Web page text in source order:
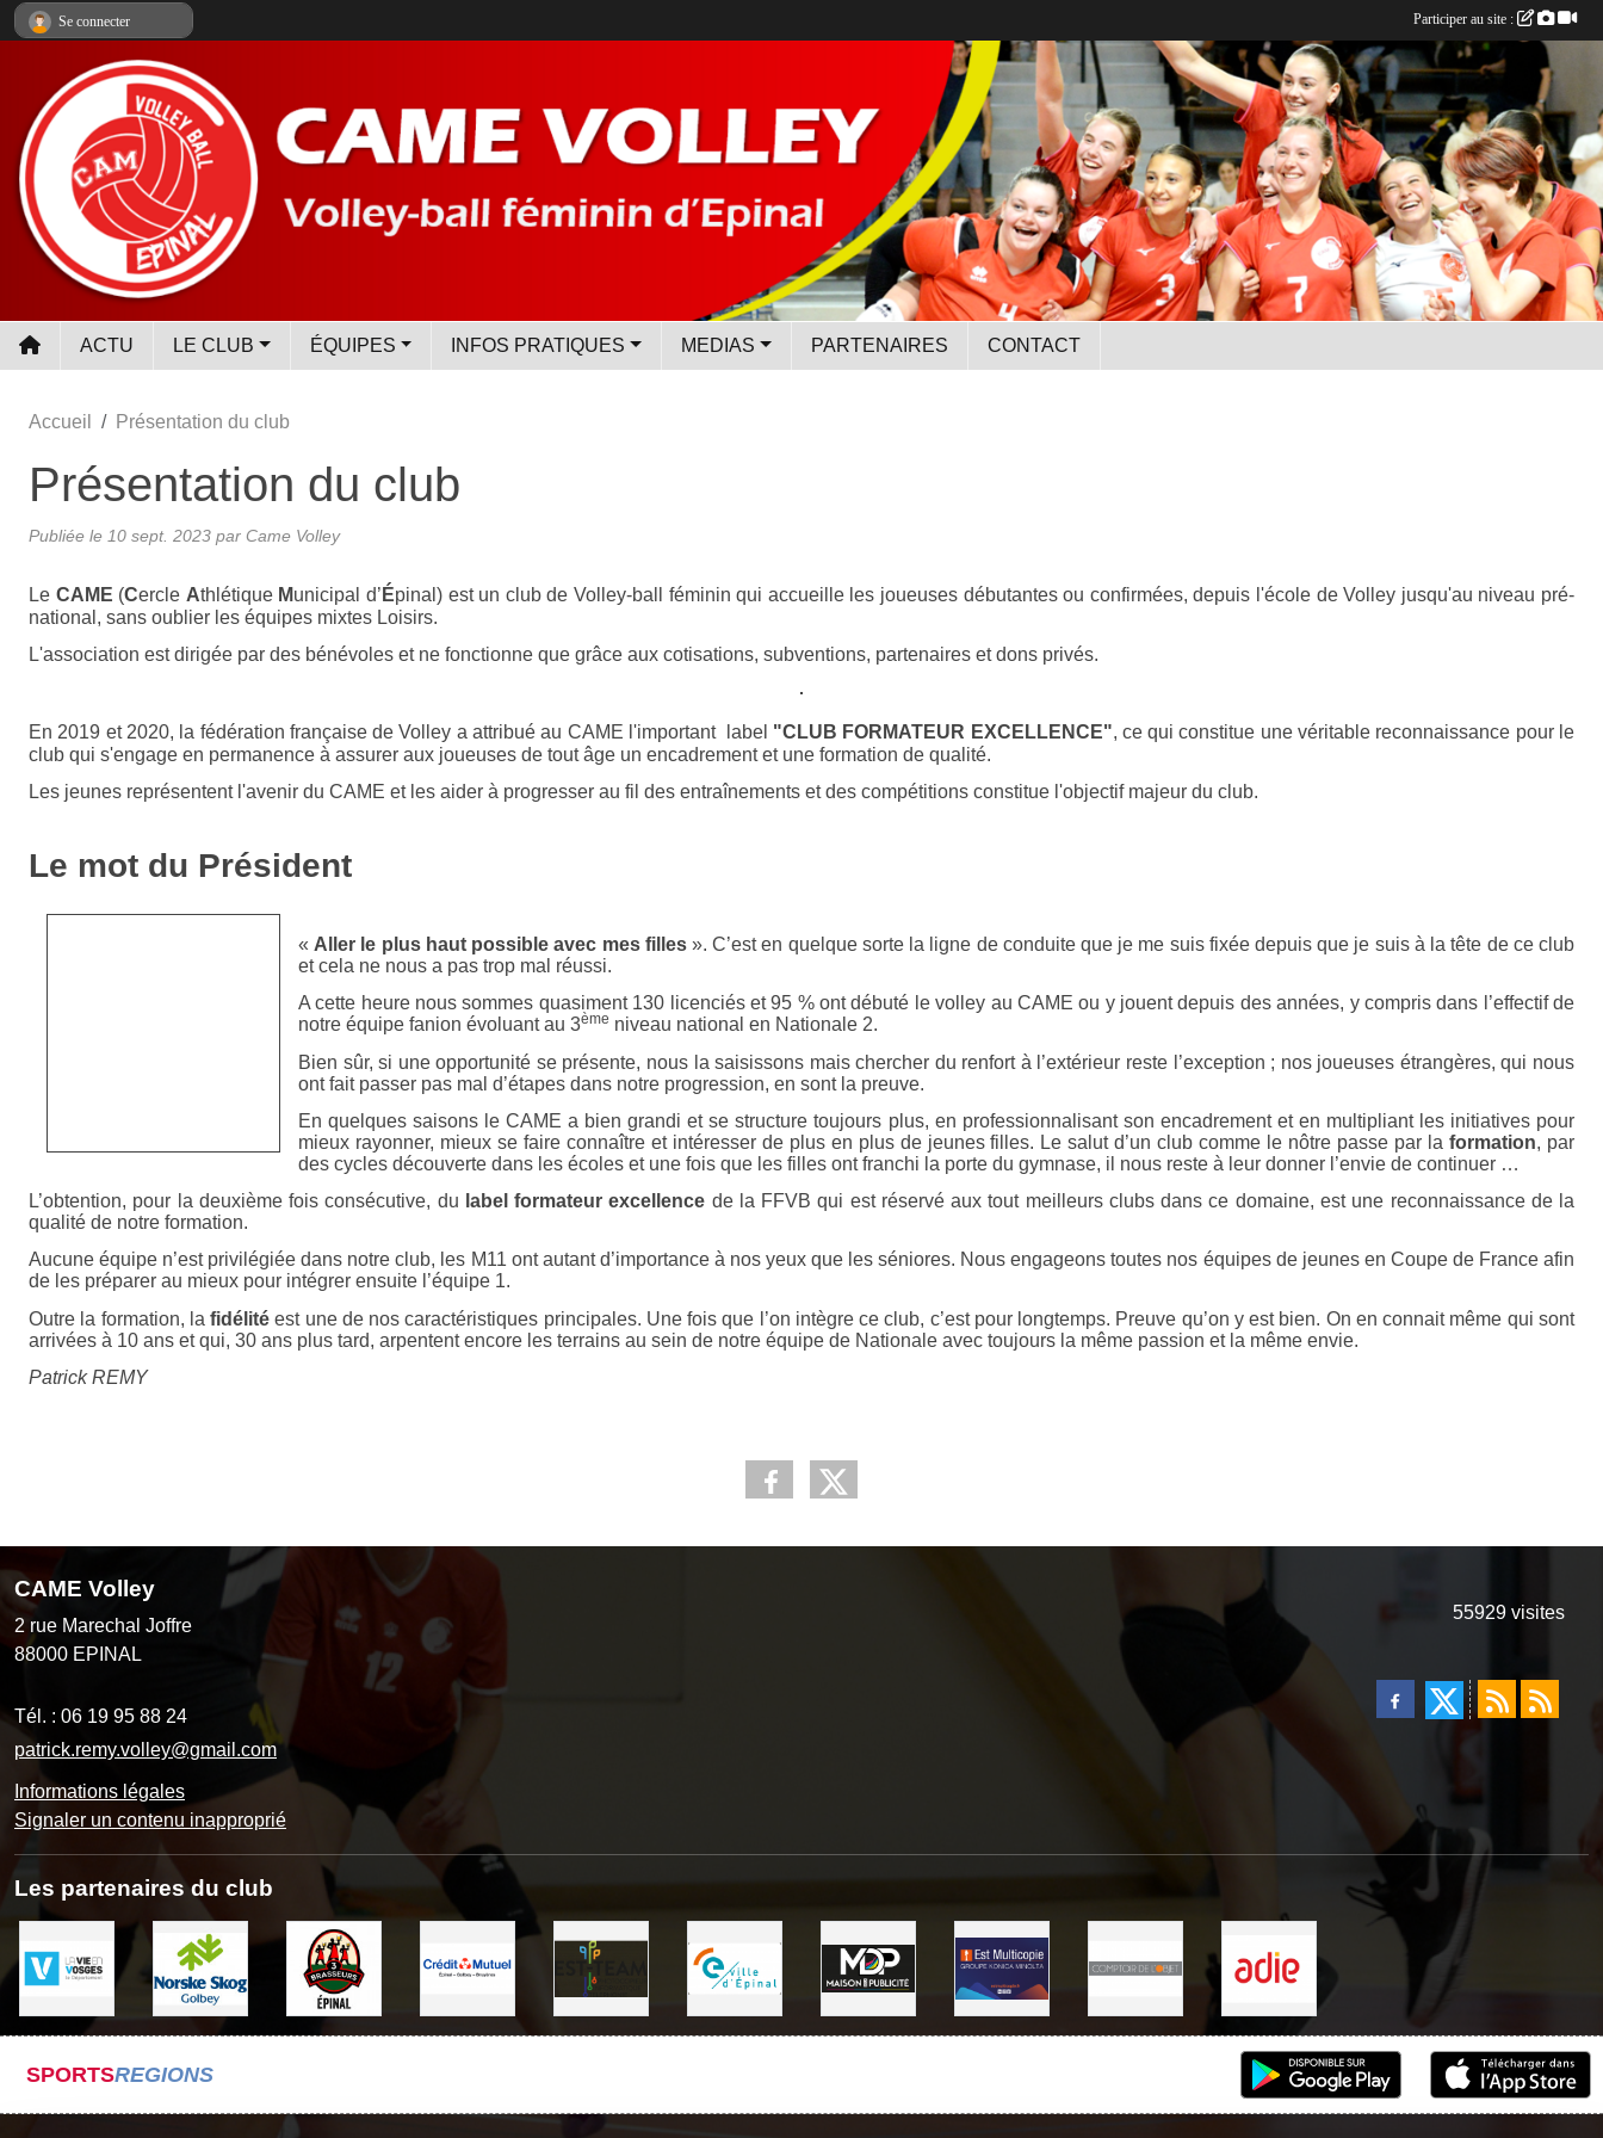
ACTU LE CLUB ÉQUIPES INFOS PRATIQUES MEDIAS PARTENAIRES CONTACT
Accueil Présentation du club
Présentation du club
Publiée le 10 sept. 2023 par Came Volley
Le CAME (Cercle Athlétique Municipal d’ Épinal) est un club de Volley-ball féminin qui accueille les joueuses débutantes ou confirmées, depuis l'école de Volley jusqu'au niveau pré-
national, sans oublier les équipes mixtes Loisirs.
L'association est dirigée par des bénévoles et ne fonctionne que grâce aux cotisations, subventions, partenaires et dons privés.
En 2019 et 2020, la fédération française de Volley a attribué au CAME l'important label "CLUB FORMATEUR EXCELLENCE", ce qui constitue une véritable reconnaissance pour le
club qui s'engage en permanence à assurer aux joueuses de tout âge un encadrement et une formation de qualité.
Les jeunes représentent l'avenir du CAME et les aider à progresser au fil des entraînements et des compétitions constitue l'objectif majeur du club.
Le mot du Président
« Aller le plus haut possible avec mes filles». C’est en quelque sorte la ligne de conduite que je me suis fixée depuis que je suis à la tête de ce club
et cela ne nous a pas trop mal réussi.
A cette heure nous sommes quasiment 130 licenciés et 95 % ont débuté le volley au CAME ou y jouent depuis des années, y compris dans l’effectif de
notre équipe fanion évoluant au 3ème niveau national en Nationale 2.
Bien sûr, si une opportunité se présente, nous la saisissons mais chercher du renfort à l’extérieur reste l’exception ; nos joueuses étrangères, qui nous
ont fait passer pas mal d’étapes dans notre progression, en sont la preuve.
En quelques saisons le CAME a bien grandi et se structure toujours plus, en professionnalisant son encadrement et en multipliant les initiatives pour
mieux rayonner, mieux se faire connaître et intéresser de plus en plus de jeunes filles. Le salut d’un club comme le nôtre passe par laformation, par
des cycles découverte dans les écoles et une fois que les filles ont franchi la porte du gymnase, il nous reste à leur donner l’envie de continuer …
L’obtention, pour la deuxième fois consécutive, du label formateur excellence de la FFVB qui est réservé aux tout meilleurs clubs dans ce domaine, est une reconnaissance de la
qualité de notre formation.
Aucune équipe n’est privilégiée dans notre club, les M11 ont autant d’importance à nos yeux que les séniores. Nous engageons toutes nos équipes de jeunes en Coupe de France afin
de les préparer au mieux pour intégrer ensuite l’équipe 1.
Outre la formation, lafidélité est une de nos caractéristiques principales. Une fois que l’on intègre ce club, c’est pour longtemps. Preuve qu’on y est bien. On en connait même qui sont
arrivées à 10 ans et qui, 30 ans plus tard, arpentent encore les terrains au sein de notre équipe de Nationale avec toujours la même passion et la même envie.
Patrick REMY
CAME Volley
2 rue Marechal Joffre
88000 EPINAL
Tél. : 06 19 95 88 24
patrick.remy.volley@gmail.com
Informations légales
Signaler un contenu inapproprié
55929 visites
Les partenaires du club
SPORTSREGIONS
Se connecter Participer au site :
Panneau de gestion des cookies